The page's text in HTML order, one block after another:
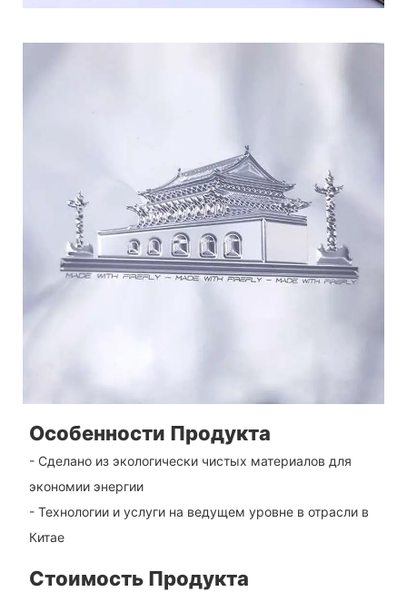
Особенности Продукта
- Сделано из экологически чистых материалов для
экономии энергии
- Технологии и услуги на ведущем уровне в отрасли в
Китае
Стоимость Продукта